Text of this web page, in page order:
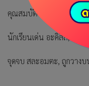
คุณสมบัติ ปราชญ์ เปี่ยมค
นักเรียนเด่น อะคิลีส, แอส
จุดจบ สละอมตะ, ถูกวาง